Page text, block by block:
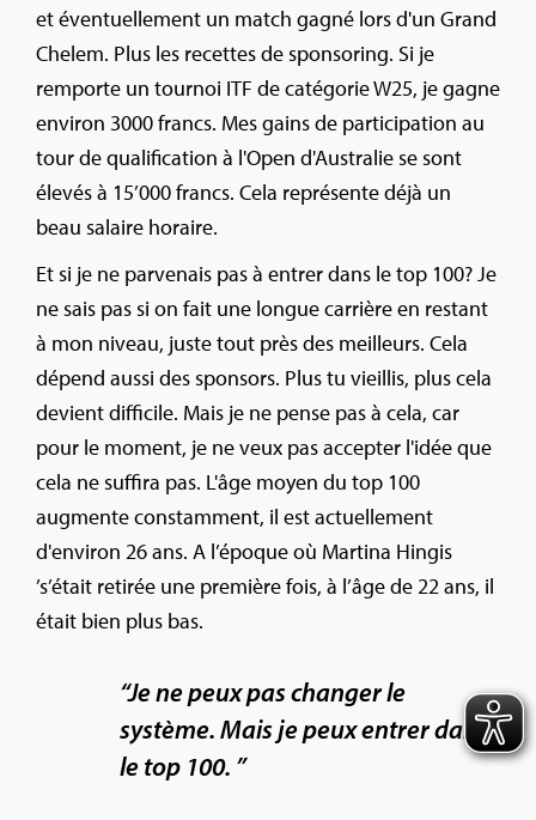
et éventuellement un match gagné lors d'un Grand
Chelem. Plus les recettes de sponsoring. Si je
remporte un tournoi ITF de catégorie W25, je gagne
environ 3000 francs. Mes gains de participation au
tour de qualification à l'Open d'Australie se sont
élevés à 15’000 francs. Cela représente déjà un
beau salaire horaire.
Et si je ne parvenais pas à entrer dans le top 100? Je
ne sais pas si on fait une longue carrière en restant
à mon niveau, juste tout près des meilleurs. Cela
dépend aussi des sponsors. Plus tu vieillis, plus cela
devient difficile. Mais je ne pense pas à cela, car
pour le moment, je ne veux pas accepter l'idée que
cela ne suffira pas. L'âge moyen du top 100
augmente constamment, il est actuellement
d'environ 26 ans. A l’époque où Martina Hingis
’s’était retirée une première fois, à l’âge de 22 ans, il
était bien plus bas.
“Je ne peux pas changer le
système. Mais je peux entrer dans
le top 100. ”